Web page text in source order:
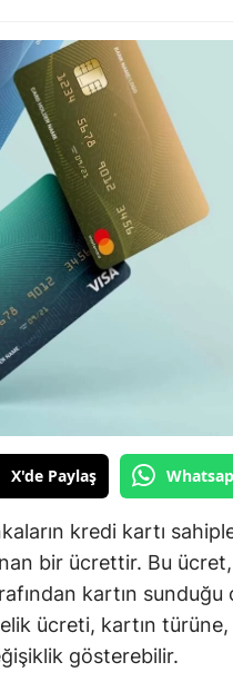
X'de Paylaş
kredi kartı
bir ücrettir. Bu ücret,
kartın sunduğu
ücreti, kartın
gösterebilir.